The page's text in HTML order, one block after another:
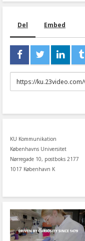
Del Embed
URL
to
KU Kommunikation
Københavns Universitet
Nørregade 10, postboks 2177
1017 København K